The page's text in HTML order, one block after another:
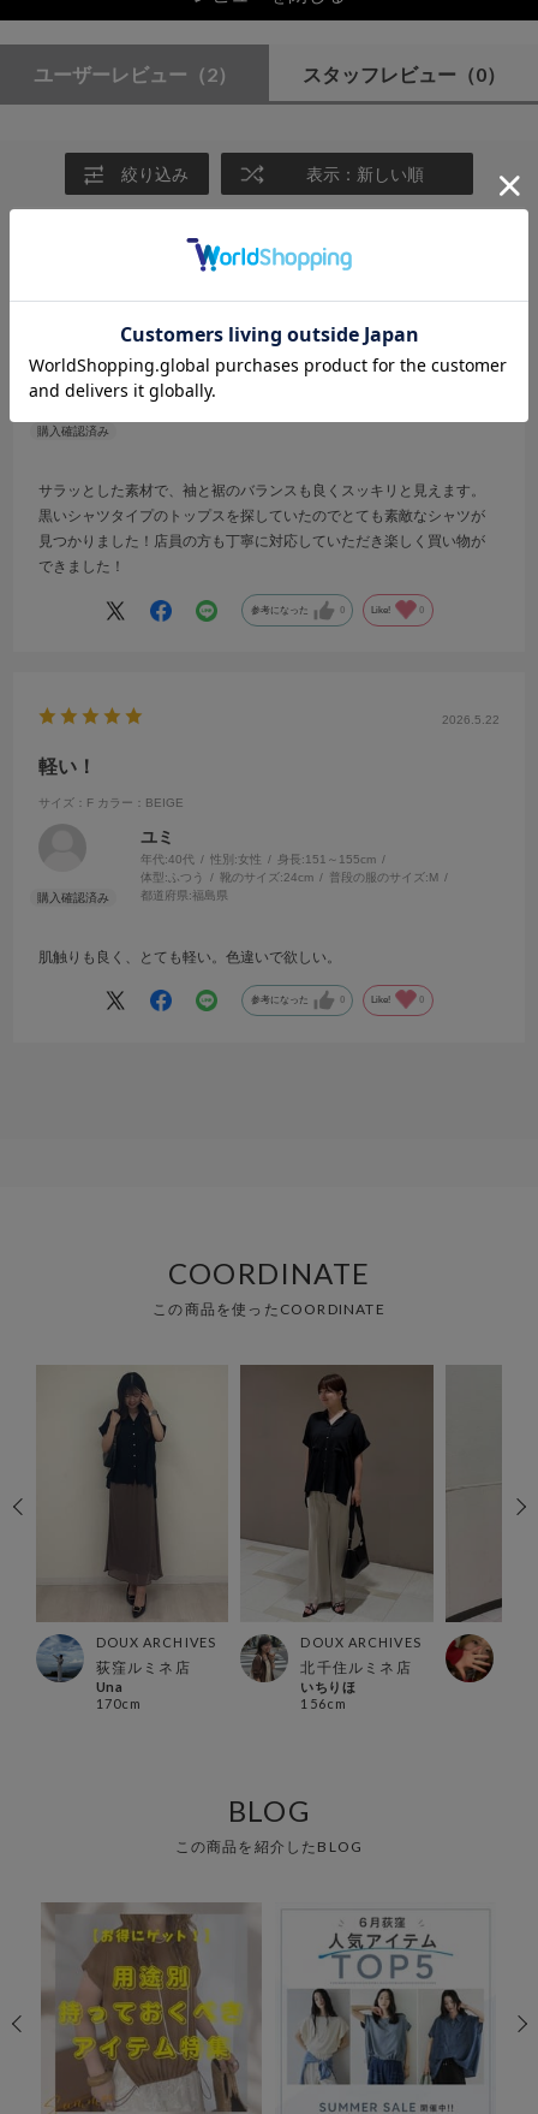
ユーザーレビュー （2） スタッフレビュー （0）
絞り込み 表示：新しい順
スッキリ見え
カラー：BLACK
まき
サラッとした素材で、袖と裾のバランスも良くスッキリと見えます。
黒いシャツタイプのトップスを探していたのでとても素敵なシャツが
見つかりました！店員の方も丁寧に対応していただき楽しく買い物が
できました！
参考になった 0 Like! 0
2026.5.22
軽い！
サイズ：F カラー：BEIGE
ユミ
年代:40代 性別:女性 身長:151～155cm
体型: ふつう 靴のサイズ:24cm 普段の服のサイズ:M
都道府県:福島県
肌触りも良く、とても軽い。色違いで欲しい。
参考になった 0 Like! 0
COORDINATE
この商品を使ったCOORDINATE
DOUX ARCHIVES
荻窪ルミネ店
Una
170cm
DOUX ARCHIVES
北千住ルミネ店
いちりほ
156cm
BLOG
この商品を紹介したBLOG